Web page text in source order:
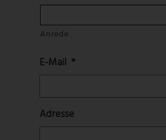
Anrede
E-Mail *
Adresse